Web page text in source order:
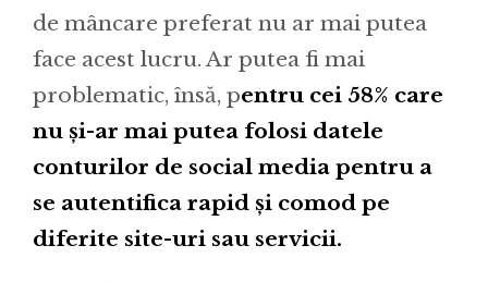
de mâncare preferat nu ar mai putea
face acest lucru. Ar putea fi mai
problematic, însă, pentru cei 58% care
nu și-ar mai putea folosi datele
conturilor de social media pentru a
se autentifica rapid și comod pe
diferite site-uri sau servicii.